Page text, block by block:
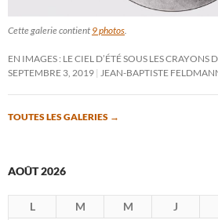
Cette galerie contient 9 photos.
EN IMAGES : LE CIEL D’ÉTÉ SOUS LES CRAYONS
SEPTEMBRE 3, 2019 JEAN-BAPTISTE
TOUTES LES GALERIES →
AOÛT 2026
L M M J